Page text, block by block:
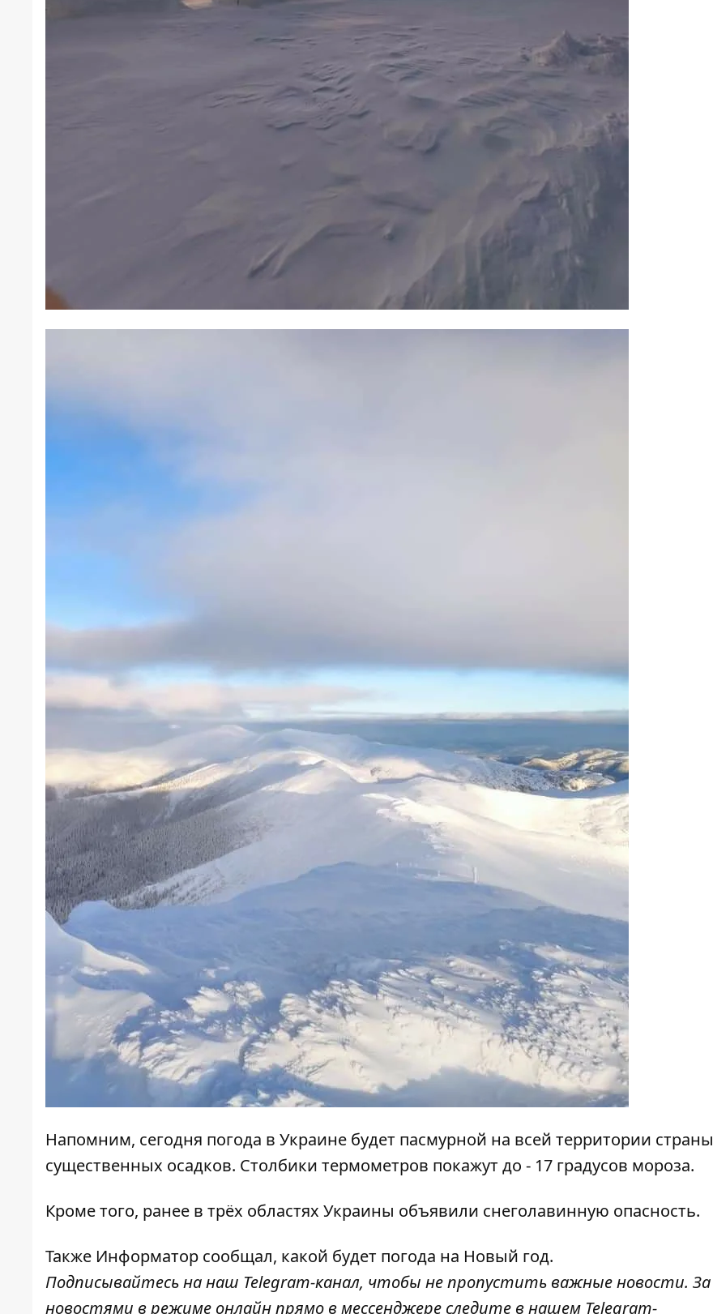
Напомним, сегодня погода в Украине будет пасмурной на всей территории страны
существенных осадков. Столбики термометров покажут до - 17 градусов мороза.
Кроме того, ранее в трёх областях Украины объявили снеголавинную опасность.
Также Информатор сообщал, какой будет погода на Новый год.
Подписывайтесь на наш Telegram-канал, чтобы не пропустить важные новости. За
новостями в режиме онлайн прямо в мессенджере следите в нашем Telegram-